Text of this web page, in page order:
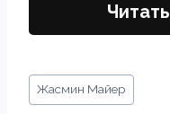
Метки
записи:
Жасмин Майер